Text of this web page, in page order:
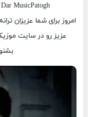
MusicPatogh
امروز برای شما عزیزان
عزیز رو در سایت